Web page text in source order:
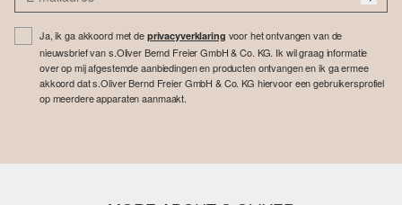
Ja, ik ga akkoord met de privacyverklaring voor het ontvangen van de
nieuwsbrief van s.Oliver Bernd Freier GmbH & Co. KG. Ik wil graag informatie
over op mij afgestemde aanbiedingen en producten ontvangen en ik ga ermee
akkoord dat s.Oliver Bernd Freier GmbH & Co. KG hiervoor een gebruikersprofiel
op meerdere apparaten aanmaakt.